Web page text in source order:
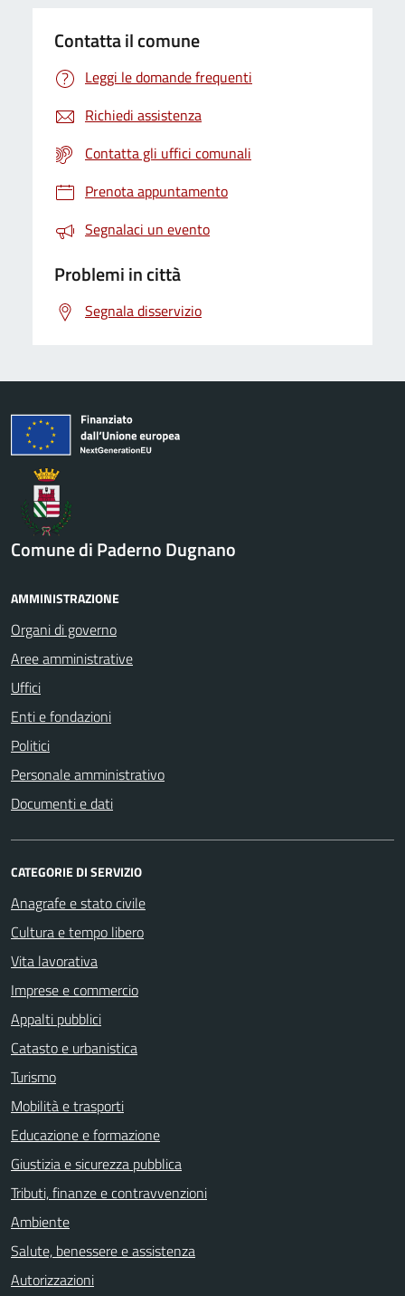
Contatta il comune
Leggi le domande frequenti
Richiedi assistenza
Contatta gli uffici comunali
Prenota appuntamento
Segnalaci un evento
Problemi in città
Segnala disservizio
Comune di Paderno Dugnano
AMMINISTRAZIONE
Organi di governo
Aree amministrative
Uffici
Enti e fondazioni
Politici
Personale amministrativo
Documenti e dati
CATEGORIE DI SERVIZIO
Anagrafe e stato civile
Cultura e tempo libero
Vita lavorativa
Imprese e commercio
Appalti pubblici
Catasto e urbanistica
Turismo
Mobilità e trasporti
Educazione e formazione
Giustizia e sicurezza pubblica
Tributi, finanze e contravvenzioni
Ambiente
Salute, benessere e assistenza
Autorizzazioni